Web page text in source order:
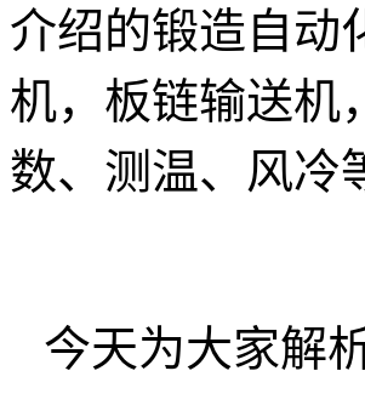
介绍的锻造自动
机，板链输送机
数、测温、风冷
今天为大家解